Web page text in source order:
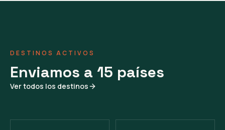
DESTINOS ACTIVOS
Enviamos a 15 países
Ver todos los destinos